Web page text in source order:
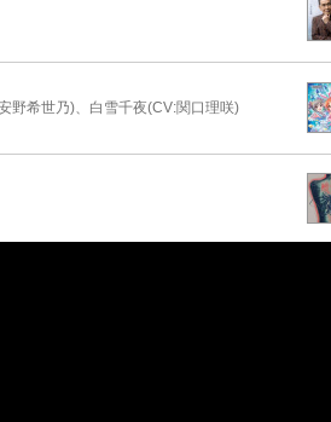
野希世乃)、白雪千夜(CV:関口理咲)